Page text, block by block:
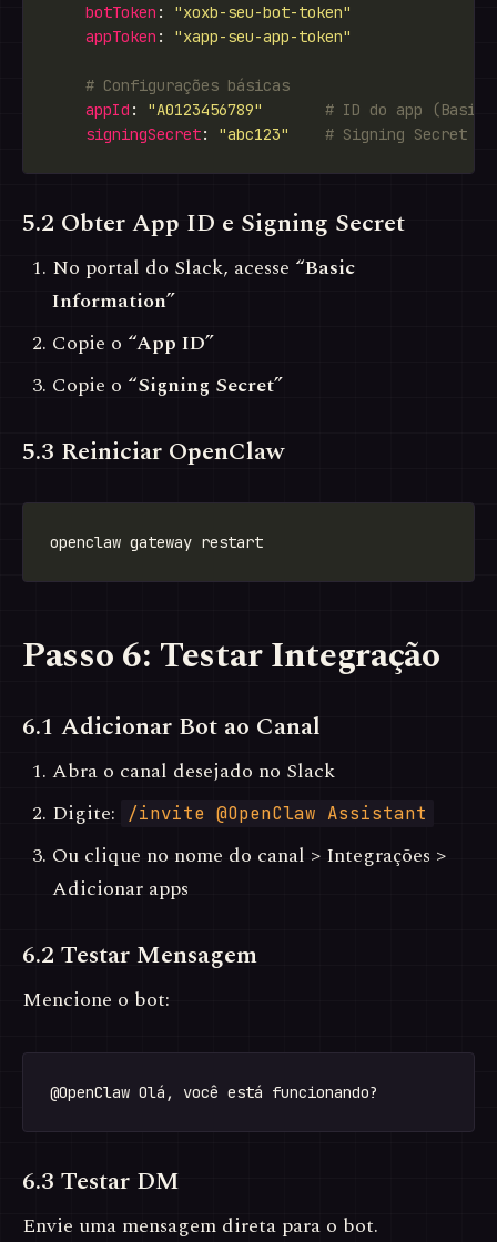
botToken : "xoxb-seu-bot-token"
appToken : "xapp-seu-app-token"
# Configurações básicas
appId : "A0123456789"
# ID do app (Basic
signingSecret: "abc123" # Signing Secret
5.2 Obter App ID e Signing Secret
No portal do Slack, acesse “Basic
Information”
Copie o “App ID”
Copie o “Signing Secret”
5.3 Reiniciar OpenClaw
Passo 6: Testar Integração
6.1 Adicionar Bot ao Canal
Abra o canal desejado no Slack
Digite:
/invite @OpenClaw Assistant
Ou clique no nome do canal > Integrações >
Adicionar apps
6.2 Testar Mensagem
Mencione o bot:
6.3 Testar DM
Envie uma mensagem direta para o bot.